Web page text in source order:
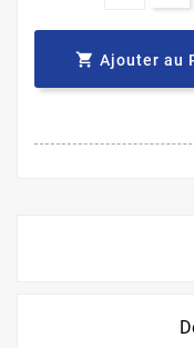
 Ajouter au